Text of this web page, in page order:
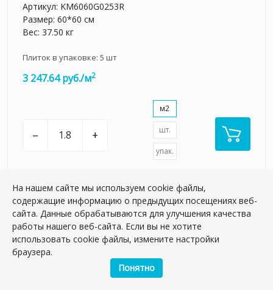
Артикул: KM6060G0253R
Размер: 60*60 см
Вес: 37.50 кг
Плиток в упаковке: 5 шт
3 247.64 руб./м2
– +
м2
шт.
упак.
НОВИНКА
На нашем сайте мы используем cookie файлы,
содержащие информацию о предыдущих посещениях веб-
сайта. Данные обрабатываются для улучшения качества
работы нашего веб-сайта. Если вы не хотите
использовать cookie файлы, измените настройки
браузера.
Понятно